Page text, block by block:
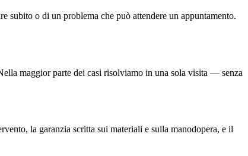
subito o di un problema che può attendere un appuntamento.
maggior parte dei casi risolviamo in una sola visita — senza
la garanzia scritta sui materiali e sulla manodopera, e il